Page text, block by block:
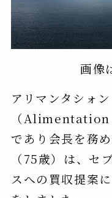
画像
アリマンタシォ
（
であり会長を務
（75歳）は、セ
スへの買収提案